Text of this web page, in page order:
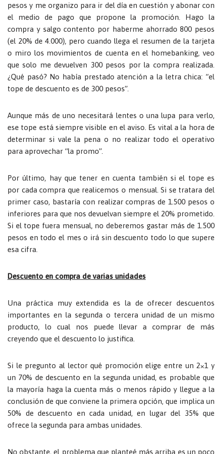
pesos y me organizo para ir del día en cuestión y abonar con
el medio de pago que propone la promoción. Hago la
compra y salgo contento por haberme ahorrado 800 pesos
(el 20% de 4.000), pero cuando llega el resumen de la tarjeta
o miro los movimientos de cuenta en el homebanking, veo
que solo me devuelven 300 pesos por la compra realizada.
¿Qué pasó? No había prestado atención a la letra chica: “el
tope de descuento es de 300 pesos”.
Aunque más de uno necesitará lentes o una lupa para verlo,
ese tope está siempre visible en el aviso. Es vital a la hora de
determinar si vale la pena o no realizar todo el operativo
para aprovechar “la promo”.
Por último, hay que tener en cuenta también si el tope es
por cada compra que realicemos o mensual. Si se tratara del
primer caso, bastaría con realizar compras de 1.500 pesos o
inferiores para que nos devuelvan siempre el 20% prometido.
Si el tope fuera mensual, no deberemos gastar más de 1.500
pesos en todo el mes o irá sin descuento todo lo que supere
esa cifra.
Descuento en compra de varias unidades
Una práctica muy extendida es la de ofrecer descuentos
importantes en la segunda o tercera unidad de un mismo
producto, lo cual nos puede llevar a comprar de más
creyendo que el descuento lo justifica.
Si le pregunto al lector qué promoción elige entre un 2×1 y
un 70% de descuento en la segunda unidad, es probable que
la mayoría haga la cuenta más o menos rápido y llegue a la
conclusión de que conviene la primera opción, que implica un
50% de descuento en cada unidad, en lugar del 35% que
ofrece la segunda para ambas unidades.
No obstante, el problema que planteé más arriba es un poco